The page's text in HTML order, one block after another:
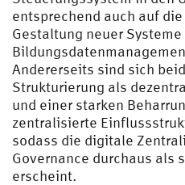
entsprechend auch auf
Gestaltung neuer Systeme
Andererseits sind sich
Strukturierung als
und einer starken
zentralisierte
sodass die digitale
Governance durchaus als
erscheint.